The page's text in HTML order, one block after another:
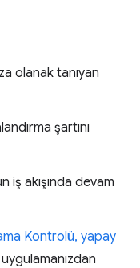
olanak tanıyan
şartını
iş akışında devam
Kontrolü, yapay